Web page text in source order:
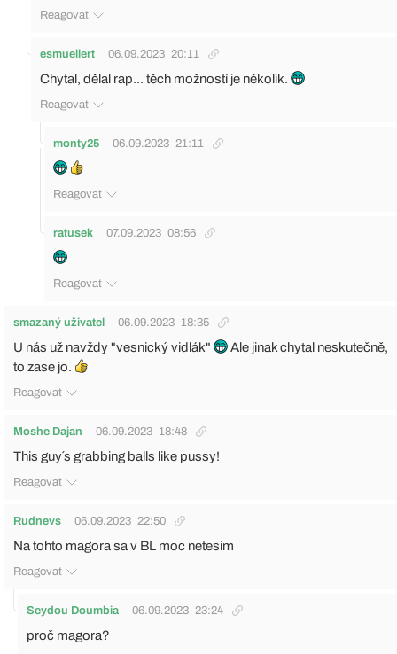
Reagovat
esmuellert 06.09.2023 20:11
Chytal, dělal rap... těch možností je několik.
Reagovat
monty25 06.09.2023 21:11
Reagovat
ratusek 07.09.2023 08:56
Reagovat
smazaný uživatel 06.09.2023 18:35
U nás už navždy "vesnický vidlák"
Ale jinak chytal neskutečně,
to zase jo.
Reagovat
Moshe Dajan 06.09.2023 18:48
This guy´s grabbing balls like pussy!
Reagovat
Rudnevs 06.09.2023 22:50
Na tohto magora sa v BL moc netesim
Reagovat
Seydou Doumbia 06.09.2023 23:24
proč magora?